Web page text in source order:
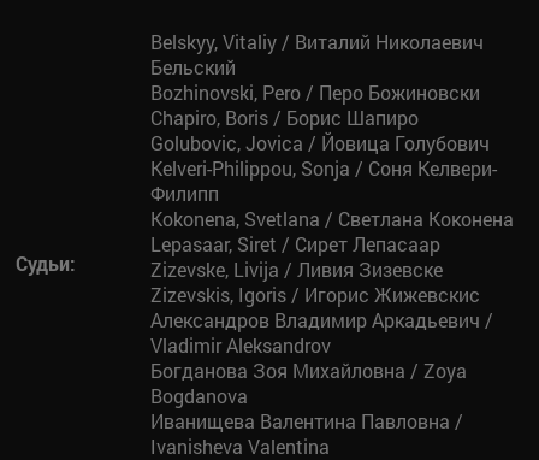
Судьи:
Belskyy, Vitaliy / Виталий Николаевич
Бельский
Bozhinovski, Pero / Перо Божиновски
Chapiro, Boris / Борис Шапиро
Golubovic, Jovica / Йовица Голубович
Kelveri-Philippou, Sonja / Соня Келвери-
Филипп
Kokonena, Svetlana / Светлана Коконена
Lepasaar, Siret / Сирет Лепасаар
Zizevske, Livija / Ливия Зизевске
Zizevskis, Igoris / Игорис Жижевскис
Александров Владимир Аркадьевич /
Vladimir Aleksandrov
Богданова Зоя Михайловна / Zoya
Bogdanova
Иванищева Валентина Павловна /
Ivanisheva Valentina